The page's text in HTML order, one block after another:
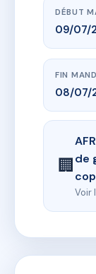
DÉBUT
09/07/
FIN
08/07/
🏢de
Voir